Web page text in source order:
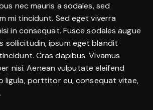
nec mauris a sodales, sed
mi tincidunt. Sed eget viverra
in consequat. Fusce sodales augue
sollicitudin, ipsum eget blandit
Cras dapibus. Vivamus
nisi. Aenean vulputate eleifend
ligula, porttitor eu, consequat vitae,